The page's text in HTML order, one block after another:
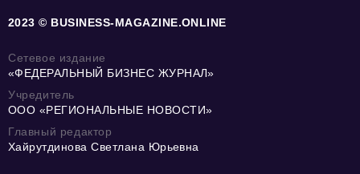
2023 © BUSINESS-MAGAZINE.ONLINE
Сетевое издание
«ФЕДЕРАЛЬНЫЙ БИЗНЕС ЖУРНАЛ»
Учредитель
ООО «РЕГИОНАЛЬНЫЕ НОВОСТИ»
Главный редактор
Хайрутдинова Светлана Юрьевна